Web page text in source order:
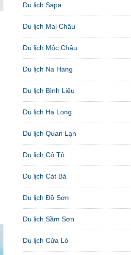
Du lịch Sapa
Du lịch Mai Châu
Du lịch Mộc Châu
Du lịch Na Hang
Du lịch Bình Liêu
Du lịch Hạ Long
Du lịch Quan Lạn
Du lịch Cô Tô
Du lịch Cát Bà
Du lịch Đồ Sơn
Du lịch Sầm Sơn
Du lịch Cửa Lò